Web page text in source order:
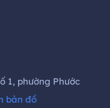
1, phường Phước
bản đồ